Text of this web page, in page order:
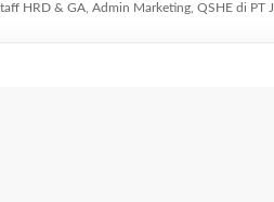
HRD & GA, Admin Marketing, QSHE di PT